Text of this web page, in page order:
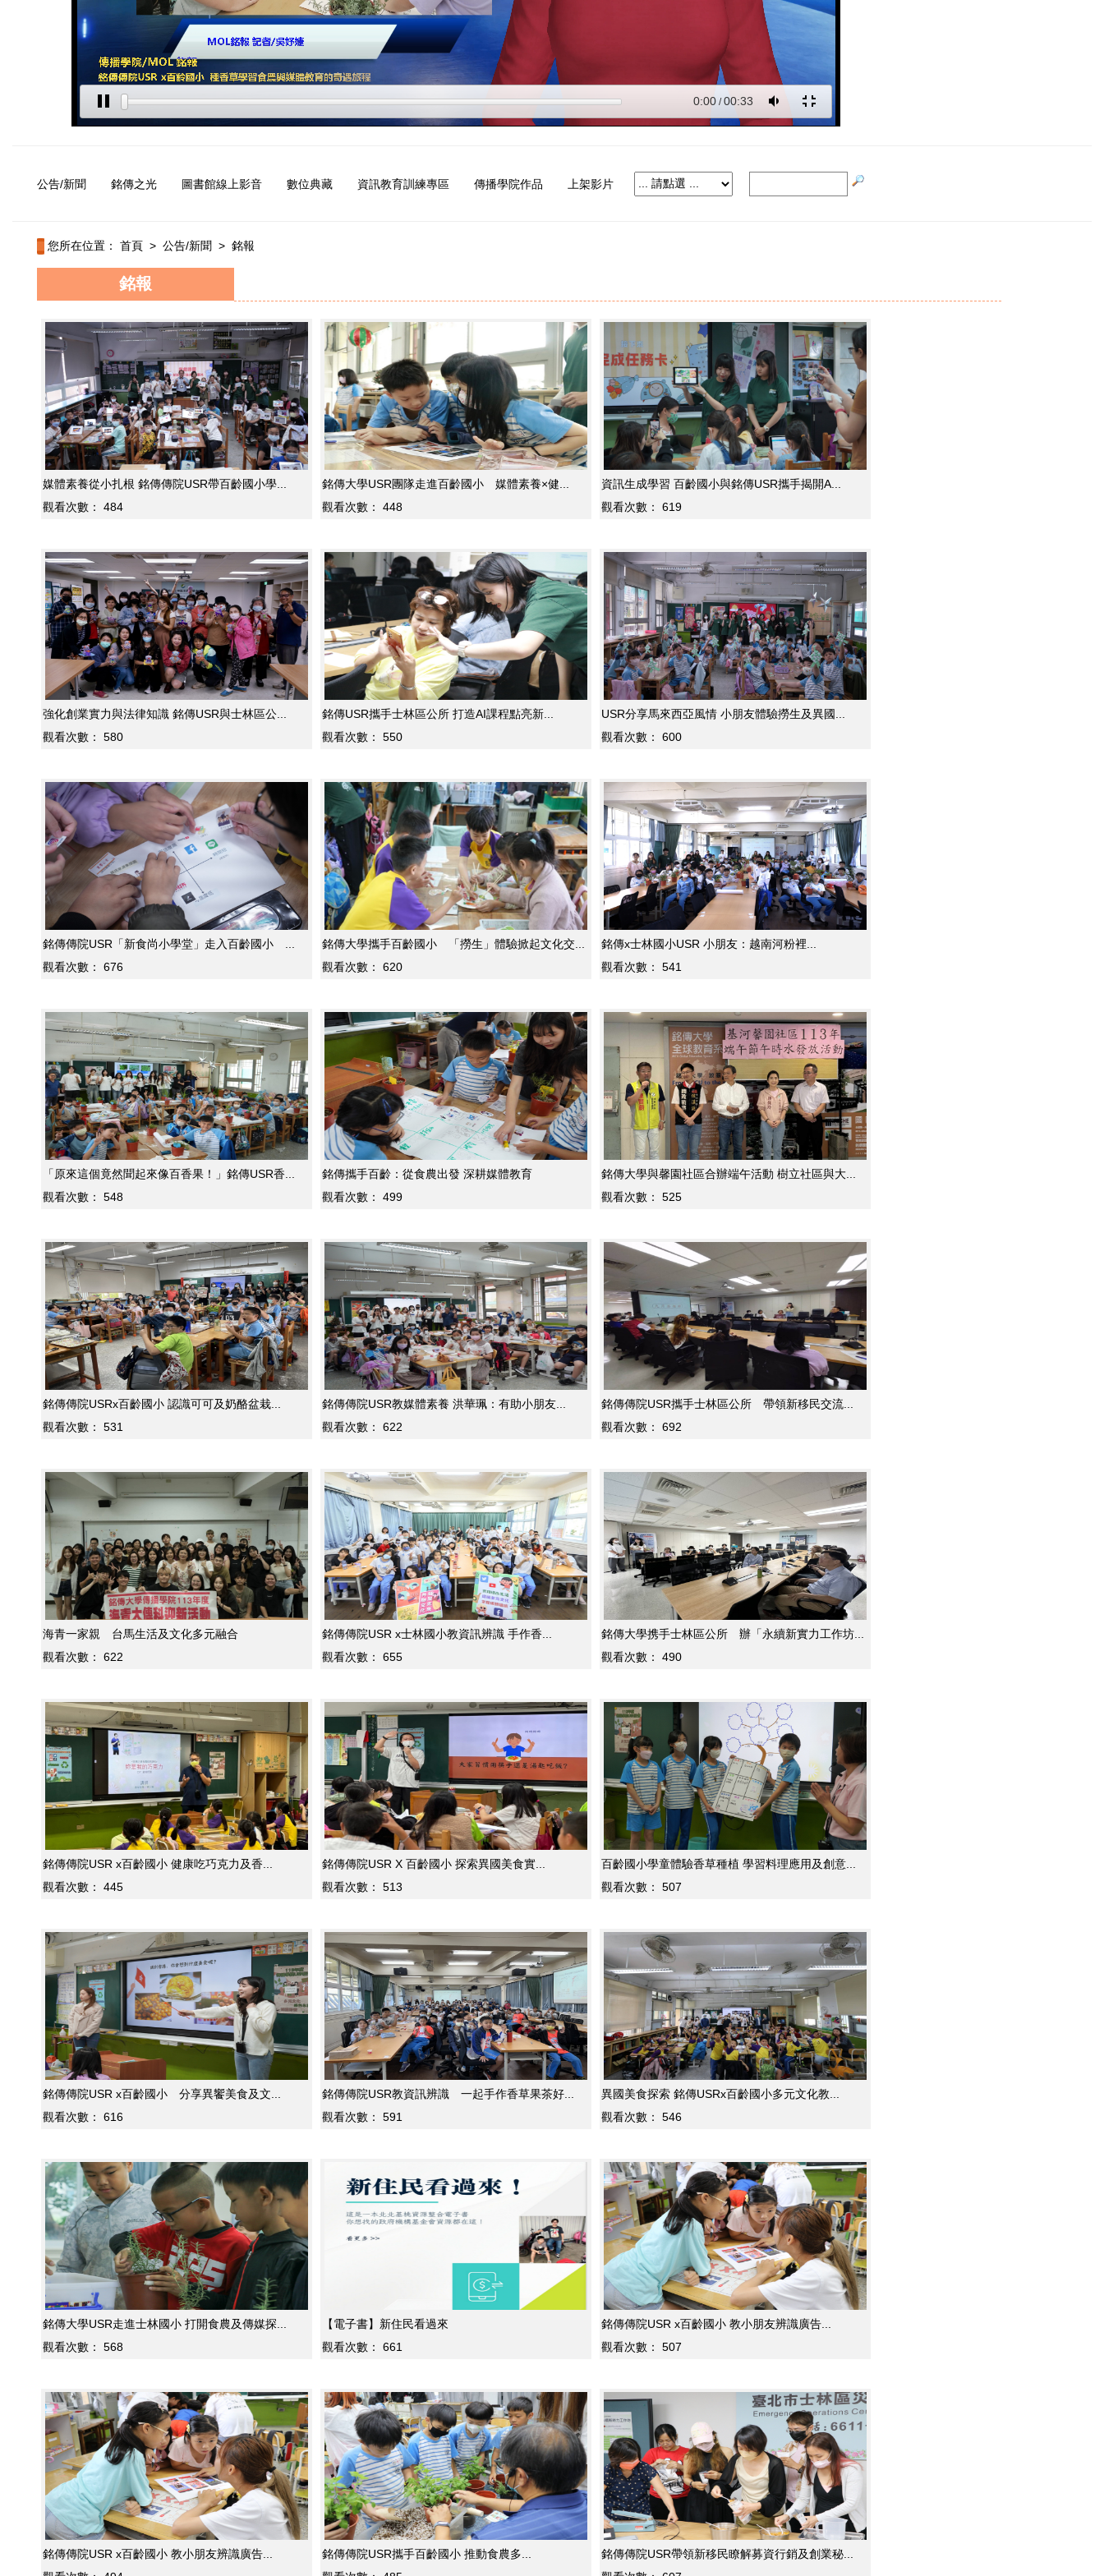
公告/新聞 銘傳之光 圖書館線上影音 數位典藏 資訊教育訓練專區 傳播學院作品 上架影片
您所在位置： 首頁 > 公告/新聞 > 銘報
銘報
媒體素養從小扎根 銘傳傳院USR帶百齡國小學...
觀看次數：
484
銘傳大學USR團隊走進百齡國小 媒體素養×健...
觀看次數：
448
資訊生成學習 百齡國小與銘傳USR攜手揭開A...
觀看次數：
619
強化創業實力與法律知識 銘傳USR與士林區公...
觀看次數：
580
銘傳USR攜手士林區公所 打造AI課程點亮新...
觀看次數：
550
USR分享馬來西亞風情 小朋友體驗撈生及異國...
觀看次數：
600
銘傳傳院USR「新食尚小學堂」走入百齡國小 ...
觀看次數：
676
銘傳大學攜手百齡國小 「撈生」體驗掀起文化交...
觀看次數：
620
銘傳x士林國小USR 小朋友：越南河粉裡...
觀看次數：
541
「原來這個竟然聞起來像百香果！」銘傳USR香...
觀看次數：
548
銘傳攜手百齡：從食農出發 深耕媒體教育
觀看次數：
499
銘傳大學與馨園社區合辦端午活動 樹立社區與大...
觀看次數：
525
銘傳傳院USRx百齡國小 認識可可及奶酪盆栽...
觀看次數：
531
銘傳傳院USR教媒體素養 洪華珮：有助小朋友...
觀看次數：
622
銘傳傳院USR攜手士林區公所 帶領新移民交流...
觀看次數：
692
海青一家親 台馬生活及文化多元融合
觀看次數：
622
銘傳傳院USR x士林國小教資訊辨識 手作香...
觀看次數：
655
銘傳大學携手士林區公所 辦「永續新實力工作坊...
觀看次數：
490
銘傳傳院USR x百齡國小 健康吃巧克力及香...
觀看次數：
445
銘傳傳院USR X 百齡國小 探索異國美食實...
觀看次數：
513
百齡國小學童體驗香草種植 學習料理應用及創意...
觀看次數：
507
銘傳傳院USR x百齡國小 分享異饗美食及文...
觀看次數：
616
銘傳傳院USR教資訊辨識 一起手作香草果茶好...
觀看次數：
591
異國美食探索 銘傳USRx百齡國小多元文化教...
觀看次數：
546
銘傳大學USR走進士林國小 打開食農及傳媒探...
觀看次數：
568
【電子書】新住民看過來
觀看次數：
661
銘傳傳院USR x百齡國小 教小朋友辨識廣告...
觀看次數：
507
銘傳傳院USR x百齡國小 教小朋友辨識廣告...
銘傳傳院USR攜手百齡國小 推動食農多...
銘傳傳院USR帶領新移民瞭解募資行銷及創業秘...